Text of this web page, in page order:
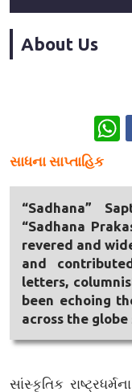
About Us
સાધના સાપ્તાહિક
“Sadhana”
“Sadhana
revered and
and
letters,
been echoing
across the globe
સાંસ્કૃતિક